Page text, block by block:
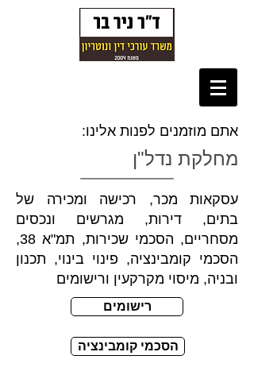
אתם מוזמנים לפנות אלינו:
מחלקת נדל"ן
עסקאות מכר, רכישה ומכירה של
בתים, דירות, מגרשים ונכסים
מסחריים, הסכמי שכירות, תמ"א 38,
הסכמי קומבינציה, פינוי בינוי, תכנון
ובניה, מיסוי מקרקעין ורישומים
רישומים
הסכמי קומבינציה